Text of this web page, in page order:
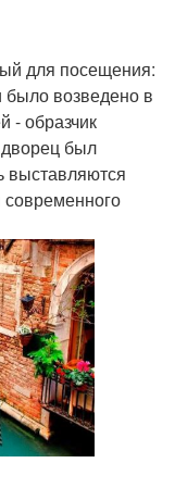
для посещения:
возведено в
- образчик
дворец был
выставляются